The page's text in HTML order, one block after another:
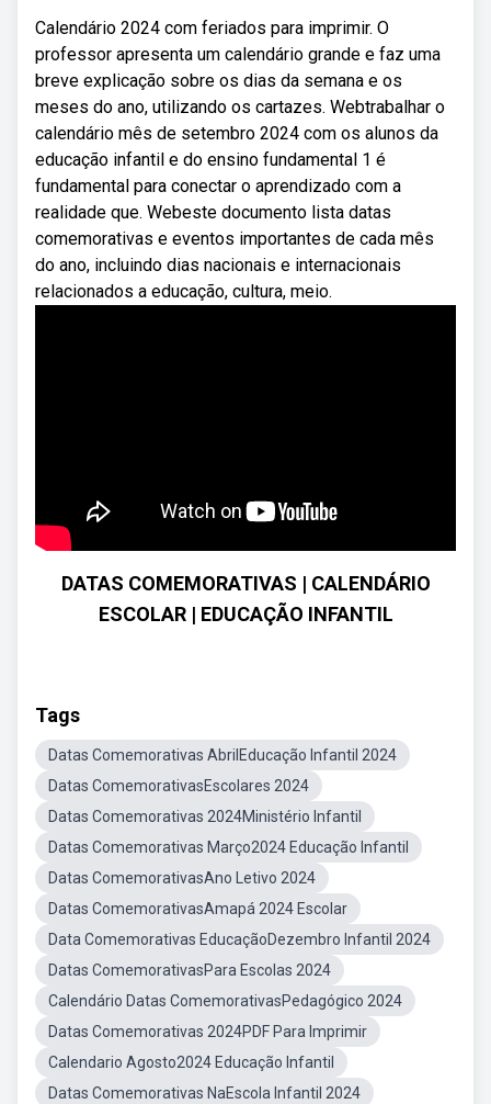
Calendário 2024 com feriados para imprimir. O
professor apresenta um calendário grande e faz uma
breve explicação sobre os dias da semana e os
meses do ano, utilizando os cartazes. Webtrabalhar o
calendário mês de setembro 2024 com os alunos da
educação infantil e do ensino fundamental 1 é
fundamental para conectar o aprendizado com a
realidade que. Webeste documento lista datas
comemorativas e eventos importantes de cada mês
do ano, incluindo dias nacionais e internacionais
relacionados a educação, cultura, meio.
DATAS COMEMORATIVAS | CALENDÁRIO
ESCOLAR | EDUCAÇÃO INFANTIL
Tags
Datas Comemorativas AbrilEducação Infantil 2024
Datas ComemorativasEscolares 2024
Datas Comemorativas 2024Ministério Infantil
Datas Comemorativas Março2024 Educação Infantil
Datas ComemorativasAno Letivo 2024
Datas ComemorativasAmapá 2024 Escolar
Data Comemorativas EducaçãoDezembro Infantil 2024
Datas ComemorativasPara Escolas 2024
Calendário Datas ComemorativasPedagógico 2024
Datas Comemorativas 2024PDF Para Imprimir
Calendario Agosto2024 Educação Infantil
Datas Comemorativas NaEscola Infantil 2024